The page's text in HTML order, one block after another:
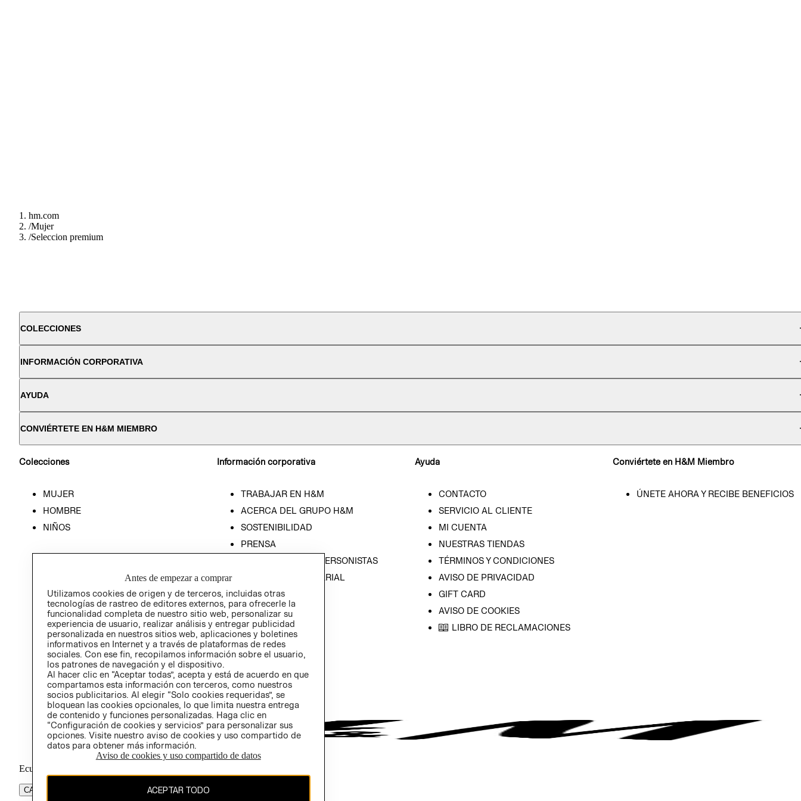
hm.com
/Mujer
/Seleccion premium
COLECCIONES
INFORMACIÓN CORPORATIVA
AYUDA
CONVIÉRTETE EN H&M MIEMBRO
Colecciones
MUJER
HOMBRE
NIÑOS
Información corporativa
TRABAJAR EN H&M
ACERCA DEL GRUPO H&M
SOSTENIBILIDAD
PRENSA
RELACIÓN CON INVERSONISTAS
POLÍTICA EMPRESARIAL
Ayuda
CONTACTO
SERVICIO AL CLIENTE
MI CUENTA
NUESTRAS TIENDAS
TÉRMINOS Y CONDICIONES
AVISO DE PRIVACIDAD
GIFT CARD
AVISO DE COOKIES
LIBRO DE RECLAMACIONES
Conviértete en H&M Miembro
ÚNETE AHORA Y RECIBE BENEFICIOS
Ecuador ($)
CAMBIAR REGIÓN
Antes de empezar a comprar
Utilizamos cookies de origen y de terceros, incluidas otras
tecnologías de rastreo de editores externos, para ofrecerle la
funcionalidad completa de nuestro sitio web, personalizar su
experiencia de usuario, realizar análisis y entregar publicidad
personalizada en nuestros sitios web, aplicaciones y boletines
informativos en Internet y a través de plataformas de redes
sociales. Con ese fin, recopilamos información sobre el usuario,
los patrones de navegación y el dispositivo.
Al hacer clic en “Aceptar todas”, acepta y está de acuerdo en que
compartamos esta información con terceros, como nuestros
socios publicitarios. Al elegir “Solo cookies requeridas”, se
bloquean las cookies opcionales, lo que limita nuestra entrega
de contenido y funciones personalizadas. Haga clic en
“Configuración de cookies y servicios” para personalizar sus
opciones. Visite nuestro aviso de cookies y uso compartido de
datos para obtener más información.
Aviso de cookies y uso compartido de datos
ACEPTAR TODO